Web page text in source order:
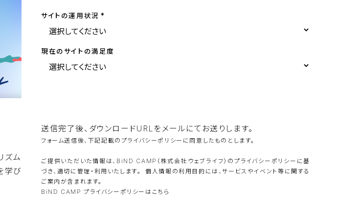
ズム
学び
サイトの運用状況
現在のサイトの満足度
ル
ド
は
の
ま
ま
に
し
て
送信完了後、ダウンロードURLをメールにてお送りします。
フォーム送信後、下記記載のプライバシーポリシーに同意したものとします。
ご提供いただいた情報は、BiND CAMP（株式会社ウェブライフ）のプライバシーポリシーに基
づき、適切に管理・利用いたします。 個人情報の利用目的には、サービスやイベント等に関する
ご案内が含まれます。
BiND CAMP プライバシーポリシーはこちら